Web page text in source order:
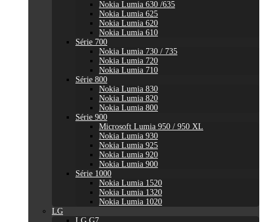
Nokia Lumia 630 /635
Nokia Lumia 625
Nokia Lumia 620
Nokia Lumia 610
Série 700
Nokia Lumia 730 / 735
Nokia Lumia 720
Nokia Lumia 710
Série 800
Nokia Lumia 830
Nokia Lumia 820
Nokia Lumia 800
Série 900
Microsoft Lumia 950 / 950 XL
Nokia Lumia 930
Nokia Lumia 925
Nokia Lumia 920
Nokia Lumia 900
Série 1000
Nokia Lumia 1520
Nokia Lumia 1320
Nokia Lumia 1020
LG